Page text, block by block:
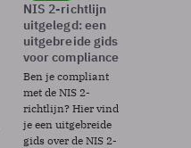
NIS 2-richtlijn
uitgelegd: een
uitgebreide gids
voor compliance
Ben je compliant
met de NIS 2-
richtlijn? Hier vind
je een uitgebreide
gids over de NIS 2-